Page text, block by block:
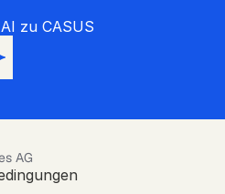
zu CASUS
AG